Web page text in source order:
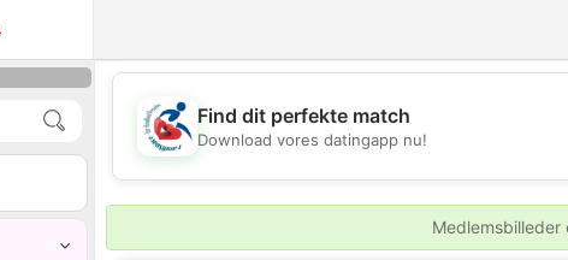
💖
Find dit perfekte match
Download vores datingapp nu!